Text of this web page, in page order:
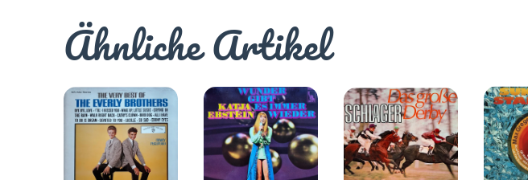
Ähnliche Artikel